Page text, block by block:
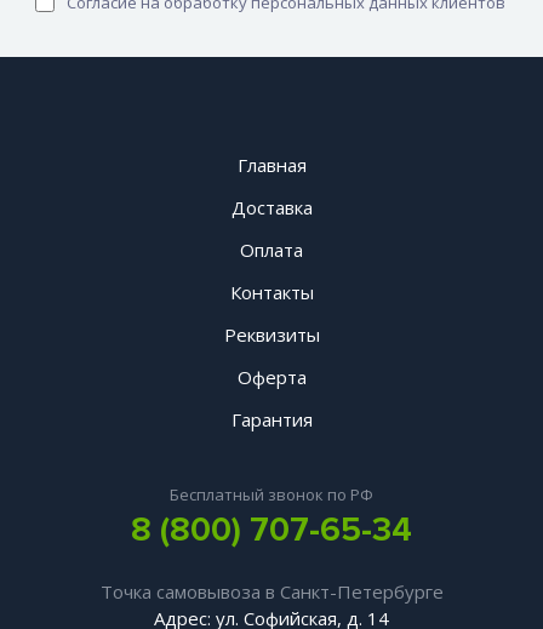
Главная
Доставка
Оплата
Контакты
Реквизиты
Оферта
Гарантия
Бесплатный звонок по РФ
8 (800) 707-65-34
Точка самовывоза в Санкт-Петербурге
Адрес: ул. Софийская, д. 14